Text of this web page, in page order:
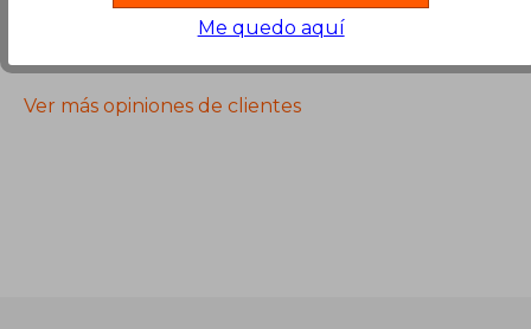
Opiniones sobre Buscalibre
Ver más opiniones de clientes
Me quedo aquí